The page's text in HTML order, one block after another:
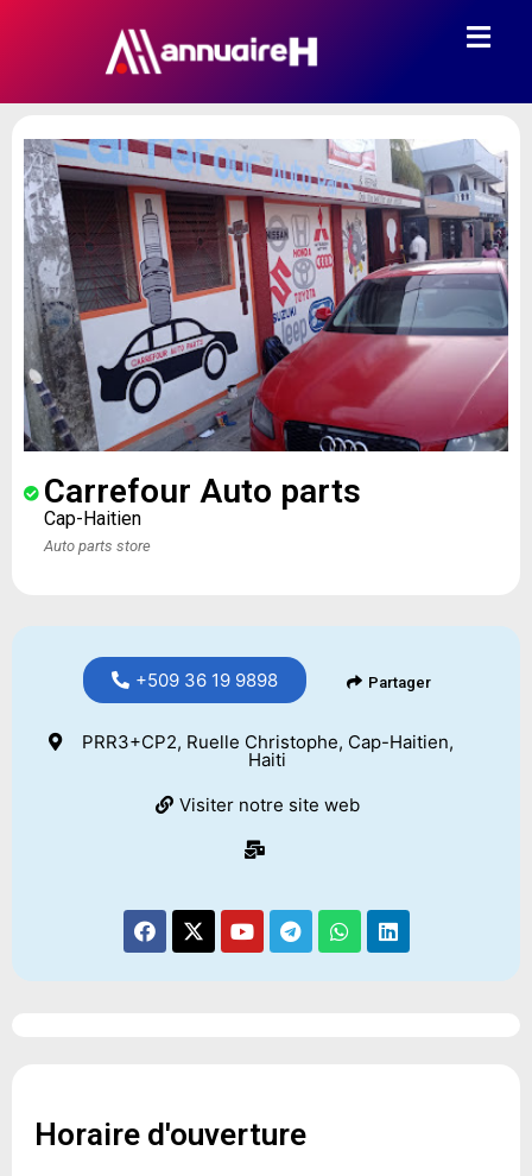
Carrefour Auto parts
Cap-Haitien
Auto parts store
+509 36 19 9898 Partager
PRR3+CP2, Ruelle Christophe, Cap-Haitien,
Haiti
Visiter notre site web
Horaire d'ouverture